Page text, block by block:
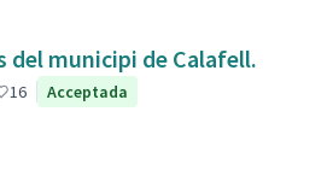
del municipi de Calafell.
16 Acceptada